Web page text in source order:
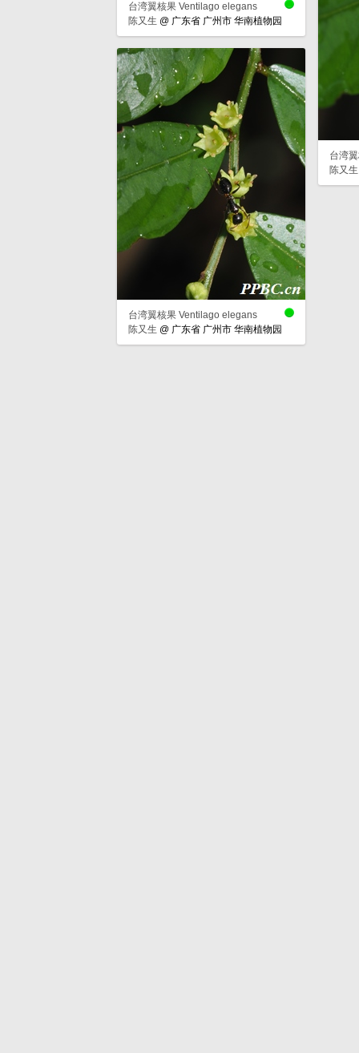
台湾翼核果 Ventilago elegans
陈又生 @广东省 广州市 华南植物园
台湾
陈又生
台湾翼核果 Ventilago elegans
陈又生 @广东省 广州市 华南植物园